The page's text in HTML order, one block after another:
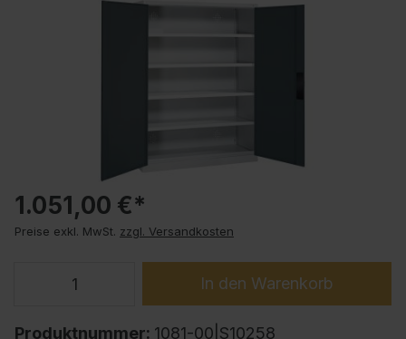
1.051,00 €*
Preise exkl. MwSt. zzgl. Versandkosten
In den Warenkorb
Produktnummer: 1081-00|S10258